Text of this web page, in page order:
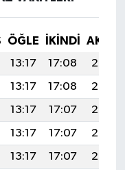
ÖĞLE İKINDI
13:17 17:08
20:28
13:17 17:08
20:27
13:17 17:07
20:27
13:17 17:07
20:26
13:17 17:07
20:25